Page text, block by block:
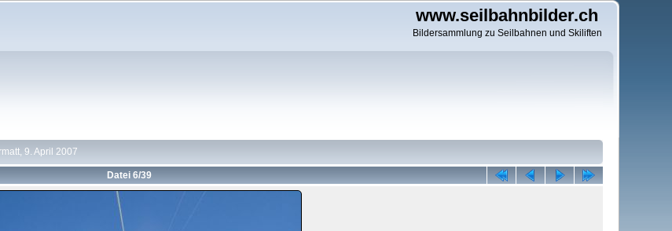
www.seilbahnbilder.ch
Bildersammlung zu Seilbahnen und Skiliften
9. April 2007
Datei 6/39